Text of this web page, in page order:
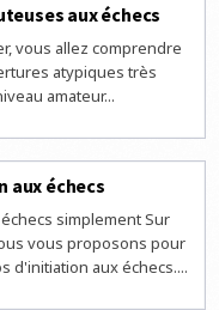
aux échecs
vous allez comprendre
atypiques très
amateur...
aux échecs
simplement Sur
vous proposons pour
d'initiation aux échecs....